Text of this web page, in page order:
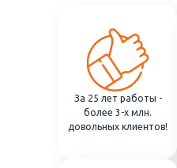
За 25 лет работы -
более 3-х млн.
довольных клиентов!